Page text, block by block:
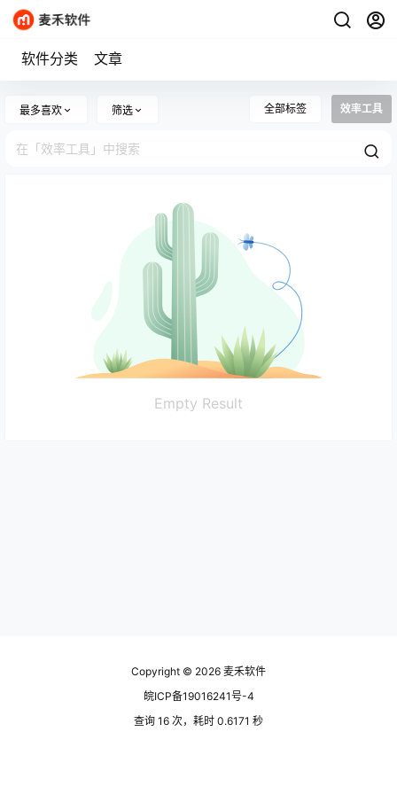
软件分类 文章
最多喜欢 筛选 全部标签 效率工具
Empty Result
Copyright © 2026 麦禾软件
皖ICP备19016241号-4
查询 16 次，耗时 0.6171 秒